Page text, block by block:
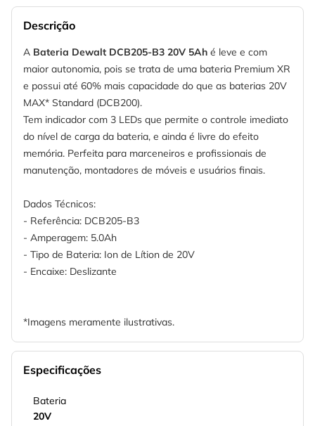
Descrição
A Bateria Dewalt DCB205-B3 20V 5Ah é leve e com
maior autonomia, pois se trata de uma bateria Premium XR
e possui até 60% mais capacidade do que as baterias 20V
MAX* Standard (DCB200).
Tem indicador com 3 LEDs que permite o controle imediato
do nível de carga da bateria, e ainda é livre do efeito
memória. Perfeita para marceneiros e profissionais de
manutenção, montadores de móveis e usuários finais.
Dados Técnicos:
- Referência: DCB205-B3
- Amperagem: 5.0Ah
- Tipo de Bateria: Ion de Lítion de 20V
- Encaixe: Deslizante
*Imagens meramente ilustrativas.
Especificações
Bateria
20V